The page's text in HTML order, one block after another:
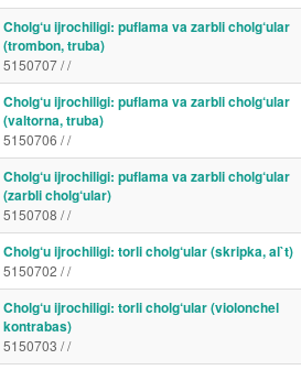
Cholg‘u ijrochiligi: puflama va zarbli cholg‘ular
(trombon, truba)
5150707 / /
Cholg‘u ijrochiligi: puflama va zarbli cholg‘ular
(valtorna, truba)
5150706 / /
Cholg‘u ijrochiligi: puflama va zarbli cholg‘ular
(zarbli cholg‘ular)
5150708 / /
Cholg‘u ijrochiligi: torli cholg‘ular (skripka, al`t)
5150702 / /
Cholg‘u ijrochiligi: torli cholg‘ular (violonchel
kontrabas)
5150703 / /